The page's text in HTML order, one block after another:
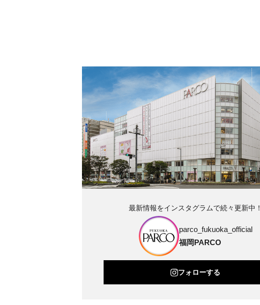
最新情報をインスタグラムで続々更新中！
parco_fukuoka_official
福岡PARCO
フォローする